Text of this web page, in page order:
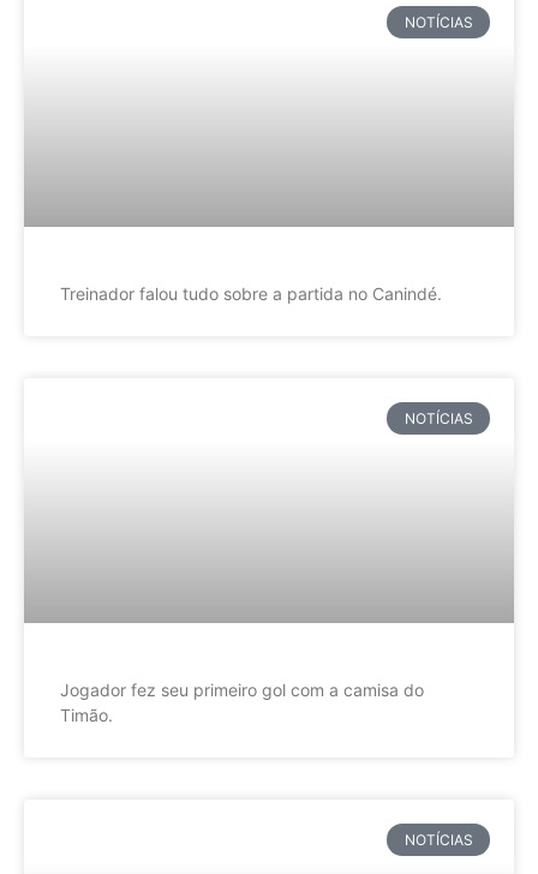
NOTÍCIAS
Treinador falou tudo sobre a partida no Canindé.
NOTÍCIAS
Jogador fez seu primeiro gol com a camisa do
Timão.
NOTÍCIAS